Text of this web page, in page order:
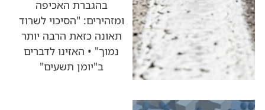
בהגברת האכיפה
ומזהירים: "הסיכוי לשרוד
תאונה כזאת הרבה יותר
נמוך" • האזינו לדברים
ב"יומן תשעים"